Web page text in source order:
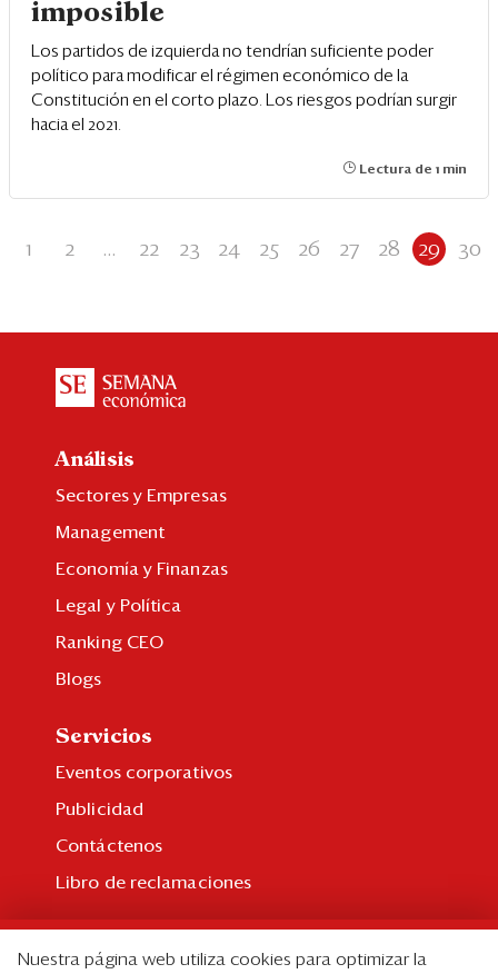
imposible
Los partidos de izquierda no tendrían suficiente poder
político para modificar el régimen económico de la
Constitución en el corto plazo. Los riesgos podrían surgir
hacia el 2021.
Lectura de 1 min
1 2 ... 22 23 24 25 26 27 28 29 30
Análisis
Sectores y Empresas
Management
Economía y Finanzas
Legal y Política
Ranking CEO
Blogs
Servicios
Eventos corporativos
Publicidad
Contáctenos
Libro de reclamaciones
Nuestra página web utiliza cookies para optimizar la